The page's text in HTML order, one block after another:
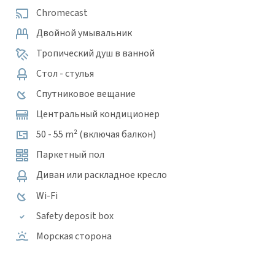
Chromecast
Двойной умывальник
Тропический душ в ванной
Стол - стулья
Спутниковое вещание
Центральный кондиционер
50 - 55 m² (включая балкон)
Паркетный пол
Диван или раскладное кресло
Wi-Fi
Safety deposit box
Морская сторона